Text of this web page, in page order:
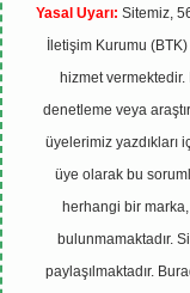
Yasal Uyarı: Sitemiz,
İletişim Kurumu
hizmet
denetleme veya
üyelerimiz yazdıkları
üye olarak bu
herhangi bir
bulunmamaktadır.
paylaşılmaktadır.